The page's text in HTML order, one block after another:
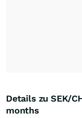
Details zu SEK/
months